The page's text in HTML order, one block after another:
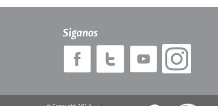
Siganos